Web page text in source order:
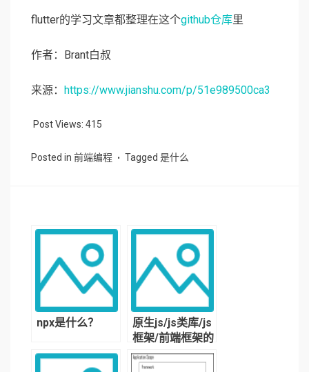
flutter的学习文章都整理在这个github仓库里
作者：Brant白叔
来源： https://www.jianshu.com/p/51e989500ca3
Post Views: 415
Posted in 前端编程 Tagged 是什么
npx是什么？
原生js/js类库/js
框架/前端框架的
区别是什么？